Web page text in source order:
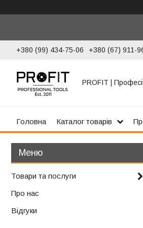
+380 (99) 434-75-06 +380 (67) 911-
PROFIT |
Головна Каталог товарів
Товари та послуги
Про нас
Відгуки